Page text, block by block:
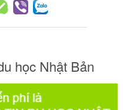
học Nhật Bản